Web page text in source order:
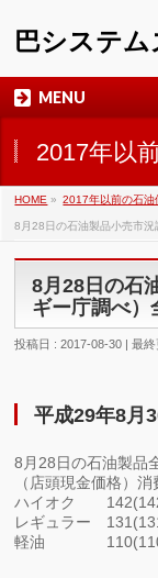
巴システ
MENU
2017年以
HOME » 2017年以前の石油
8月28日の石油製品小売市
8月28日の石
ギー庁調べ）
投稿日 : 2017-08-30 最
平成29年8
8月28日の石油製品
（店頭現金価格）
ハイオク
レギュラー
軽油